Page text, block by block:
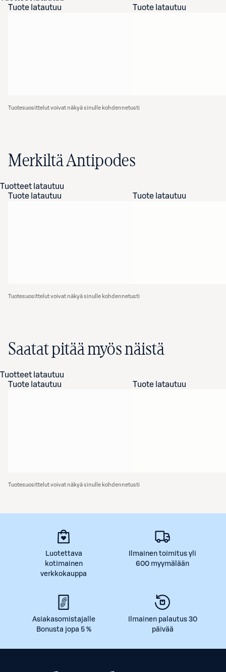
Tuote latautuu
Tuote latautuu
Tuotesuosittelut voivat näkyä sinulle kohdennetusti
Merkiltä Antipodes
Tuotteet latautuu
Tuote latautuu
Tuote latautuu
Tuotesuosittelut voivat näkyä sinulle kohdennetusti
Saatat pitää myös näistä
Tuotteet latautuu
Tuote latautuu
Tuote latautuu
Tuotesuosittelut voivat näkyä sinulle kohdennetusti
Luotettava
kotimainen
verkkokauppa
Ilmainen toimitus yli
600 myymälään
Asiakasomistajalle
Bonusta jopa 5 %
Ilmainen palautus 30
päivää